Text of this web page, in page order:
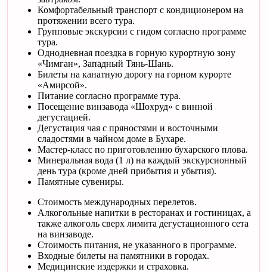
Комфортабельный транспорт с кондиционером на
протяжении всего тура.
Групповые экскурсии с гидом согласно программе
тура.
Однодневная поездка в горную курортную зону
«Чимган», Западный Тянь-Шань.
Билеты на канатную дорогу на горном курорте
«Амирсой».
Питание согласно программе тура.
Посещение винзавода «Шохруд» с винной
дегустацией.
Дегустация чая с пряностями и восточными
сладостями в чайном доме в Бухаре.
Мастер-класс по приготовлению бухарского плова.
Минеральная вода (1 л) на каждый экскурсионный
день тура (кроме дней прибытия и убытия).
Памятные сувениры.
Стоимость международных перелетов.
Алкогольные напитки в ресторанах и гостиницах, а
также алкоголь сверх лимита дегустационного сета
на винзаводе.
Стоимость питания, не указанного в программе.
Входные билеты на памятники в городах.
Медицинские издержки и страховка.